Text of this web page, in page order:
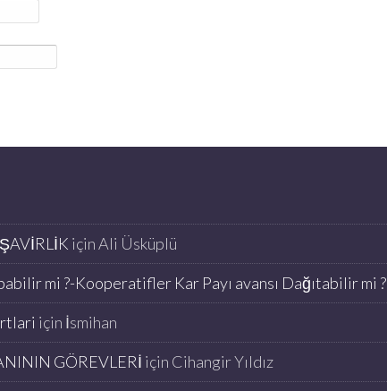
içinAli Üsküplü
mi ?-Kooperatifler Kar Payı avansı Dağıtabilir mi ?
için İsmihan
GÖREVLERİ için Cihangir Yıldız